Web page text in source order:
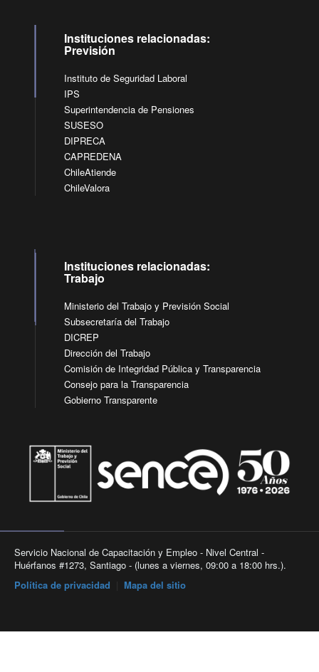
Instituciones relacionadas:
Previsión
Instituto de Seguridad Laboral
IPS
Superintendencia de Pensiones
SUSESO
DIPRECA
CAPREDENA
ChileAtiende
ChileValora
Instituciones relacionadas:
Trabajo
Ministerio del Trabajo y Previsión Social
Subsecretaría del Trabajo
DICREP
Dirección del Trabajo
Comisión de Integridad Pública y Transparencia
Consejo para la Transparencia
Gobierno Transparente
Servicio Nacional de Capacitación y Empleo - Nivel Central -
Huérfanos #1273, Santiago - (lunes a viernes, 09:00 a 18:00 hrs.).
Política de privacidad
Mapa del sitio